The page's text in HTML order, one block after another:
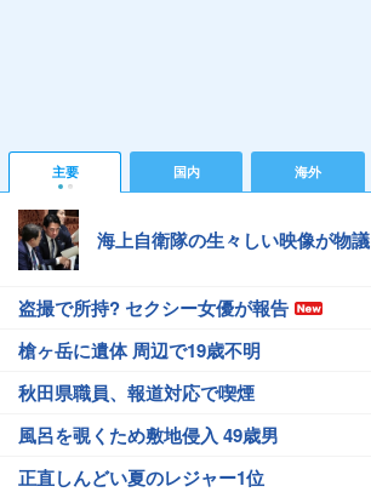
主要 国内 海外
海上自衛隊の生々しい映像が物議
盗撮で所持? セクシー女優が報告
槍ヶ岳に遺体 周辺で19歳不明
秋田県職員、報道対応で喫煙
風呂を覗くため敷地侵入 49歳男
正直しんどい夏のレジャー1位